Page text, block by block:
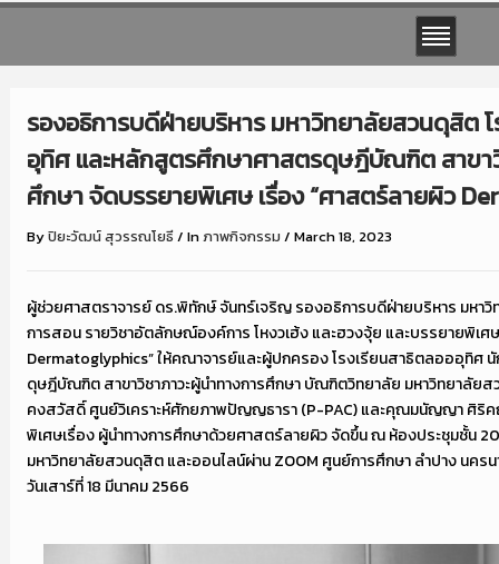
รองอธิการบดีฝ่ายบริหาร มหาวิทยาลัยสวนดุสิต โ
อุทิศ และหลักสูตรศึกษาศาสตรดุษฎีบัณฑิต สาขา
ศึกษา จัดบรรยายพิเศษ เรื่อง “ศาสตร์ลายผิว
Byปิยะวัฒน์ สุวรรณโยธี/ Inภาพกิจกรรม / March 18, 2023
ผู้ช่วยศาสตราจารย์ ดร.พิทักษ์ จันทร์เจริญ รองอธิการบดีฝ่ายบริหาร มหา
การสอน รายวิชาอัตลักษณ์องค์การ โหงวเฮ้ง และฮวงจุ้ย และบรรยายพิเศ
Dermatoglyphics” ให้คณาจารย์และผู้ปกครอง โรงเรียนสาธิตลอออุทิศ
ดุษฎีบัณฑิต สาขาวิชาภาวะผู้นำทางการศึกษา บัณฑิตวิทยาลัย มหาวิทยาลั
คงสวัสดิ์ ศูนย์วิเคราะห์ศักยภาพปัญญธารา (P-PAC) และคุณมนัญญา ศิริค
พิเศษเรื่อง ผู้นำทางการศึกษาด้วยศาสตร์ลายผิว จัดขึ้น ณ ห้องประชุมชั้น
มหาวิทยาลัยสวนดุสิต และออนไลน์ผ่าน ZOOM ศูนย์การศึกษา ลำปาง นค
วันเสาร์ที่ 18 มีนาคม 2566